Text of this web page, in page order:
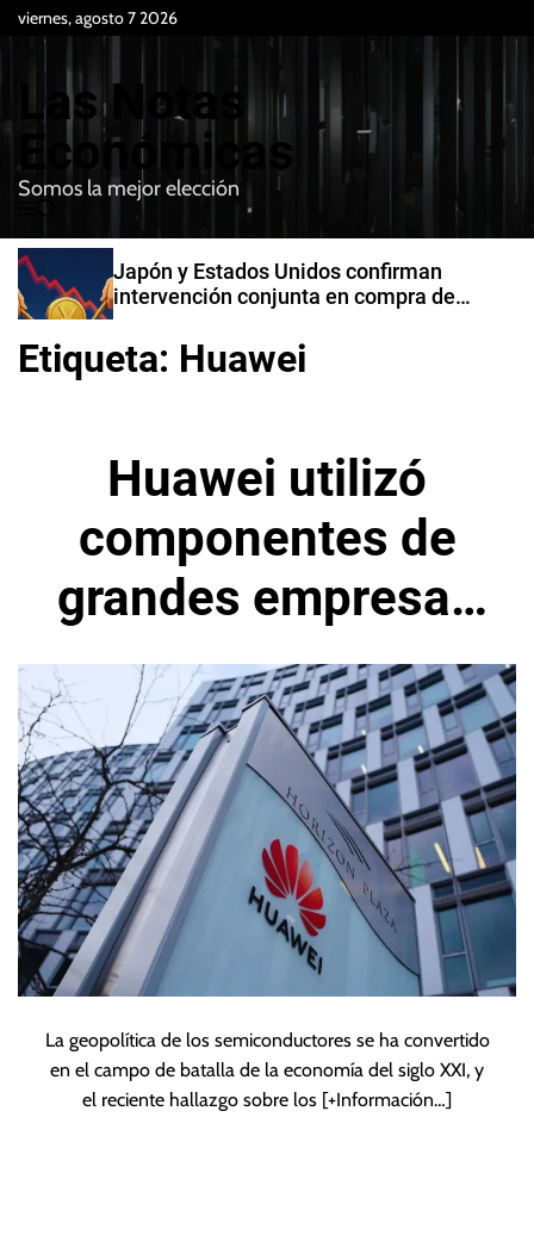
viernes, agosto 7 2026
Las Notas
Económicas
Somos la mejor elección
e
n
u
B
u
c
a
Japón y Estados Unidos confirman
intervención conjunta en compra de
Etiqueta: Huawei
Huawei utilizó
componentes de
grandes empresas
pra sus chips IA
La geopolítica de los semiconductores se ha convertido
en el campo de batalla de la economía del siglo XXI, y
el reciente hallazgo sobre los [+Información…]